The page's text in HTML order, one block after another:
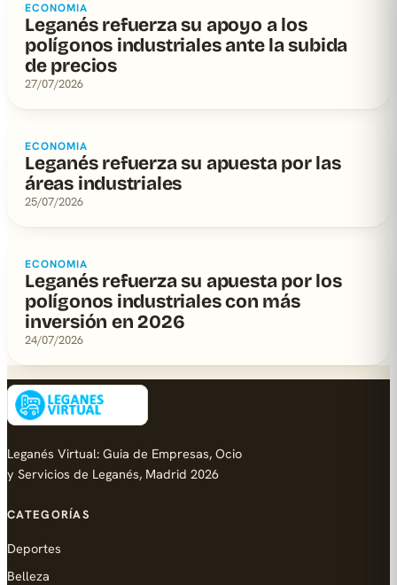
ECONOMIA
Leganés refuerza su apoyo a los
polígonos industriales ante la subida
de precios
27/07/2026
ECONOMIA
Leganés refuerza su apuesta por las
áreas industriales
25/07/2026
ECONOMIA
Leganés refuerza su apuesta por los
polígonos industriales con más
inversión en 2026
24/07/2026
Leganés Virtual: Guia de Empresas, Ocio
y Servicios de Leganés, Madrid 2026
CATEGORÍAS
Deportes
Belleza